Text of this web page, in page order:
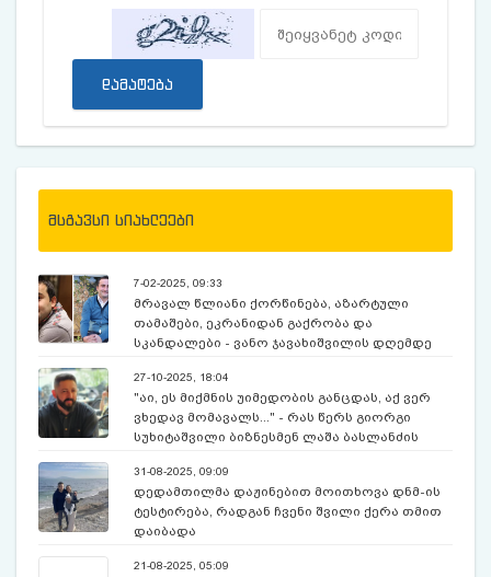
დამატება
მსგავსი სიახლეები
7-02-2025, 09:33
მრავალ წლიანი ქორწინება, აზარტული
თამაშები, ეკრანიდან გაქრობა და
სკანდალები - ვანო ჯავახიშვილის დღემდე
27-10-2025, 18:04
"აი, ეს მიქმნის უიმედობის განცდას, აქ ვერ
ვხედავ მომავალს..." - რას წერს გიორგი
სუხიტაშვილი ბიზნესმენ ლაშა ბასლანძის
31-08-2025, 09:09
დედამთილმა დაჟინებით მოითხოვა დნმ-ის
ტესტირება, რადგან ჩვენი შვილი ქერა თმით
დაიბადა
21-08-2025, 05:09